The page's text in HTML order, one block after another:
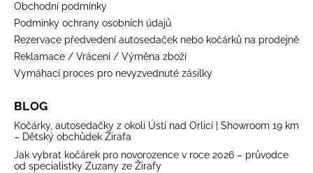
Obchodní podmínky
Podmínky ochrany osobních údajů
Rezervace předvedení autosedaček nebo kočárků na prodejně
Reklamace / Vrácení / Výměna zboží
Vymáhací proces pro nevyzvednuté zásilky
BLOG
Kočárky, autosedačky z okolí Ústí nad Orlicí | Showroom 19 km
– Dětský obchůdek Žirafa
Jak vybrat kočárek pro novorozence v roce 2026 – průvodce
od specialistky Zuzany ze Žirafy